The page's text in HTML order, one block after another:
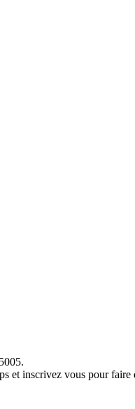
et inscrivez vous pour